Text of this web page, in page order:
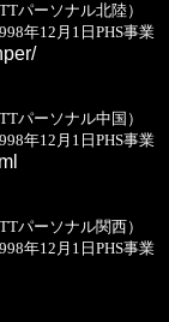
パーソナル北陸）
年12月1日PHS事業
パーソナル中国）
年12月1日PHS事業
パーソナル関西）
年12月1日PHS事業